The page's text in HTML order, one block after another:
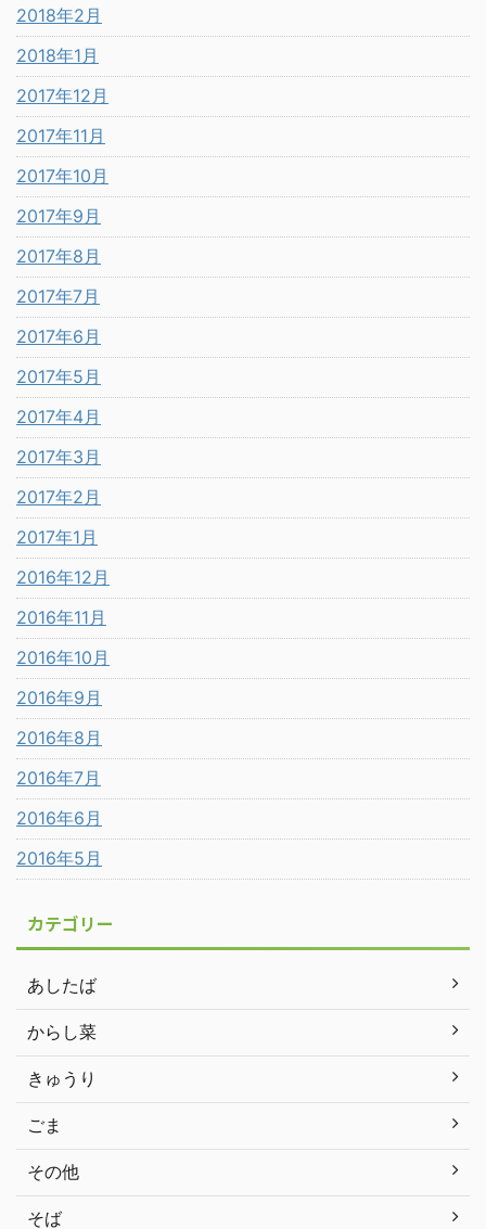
2018年2月
2018年1月
2017年12月
2017年11月
2017年10月
2017年9月
2017年8月
2017年7月
2017年6月
2017年5月
2017年4月
2017年3月
2017年2月
2017年1月
2016年12月
2016年11月
2016年10月
2016年9月
2016年8月
2016年7月
2016年6月
2016年5月
カテゴリー
あしたば
からし菜
きゅうり
ごま
その他
そば